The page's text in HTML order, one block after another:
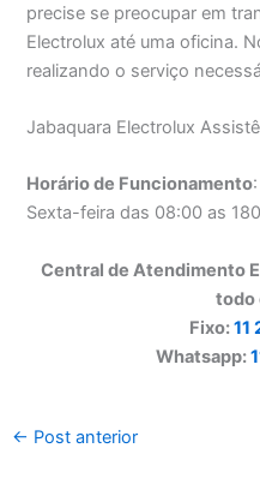
precise se preocupar em
Electrolux até uma oficina.
realizando o serviço
Jabaquara Electrolux
Horário de Funcionamento
Sexta-feira das 08:00 as
Central de Atendimento
todo
Fixo:11
Whatsapp:
← Post anterior